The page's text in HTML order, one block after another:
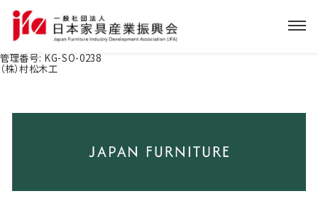
管理番号: KG-SO-0238
（株）村松木工